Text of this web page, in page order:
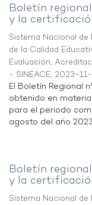
Boletín
y la
Sistema Nacional
de la Calidad
Evaluación,
- SINEACE, 2023-
El Boletín Regional
obtenido en
para el periodo
agosto del año
Boletín
y la
Sistema Nacional